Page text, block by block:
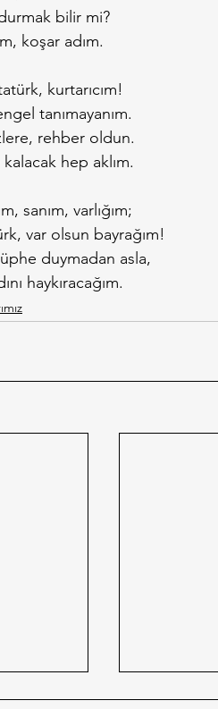
bilir mi?
koşar adım.
kurtarıcım!
tanımayanım.
rehber oldun.
hep aklım.
sanım, varlığım;
var olsun bayrağım!
duymadan asla,
haykıracağım.